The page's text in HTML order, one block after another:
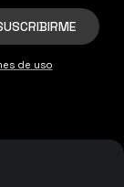
de uso